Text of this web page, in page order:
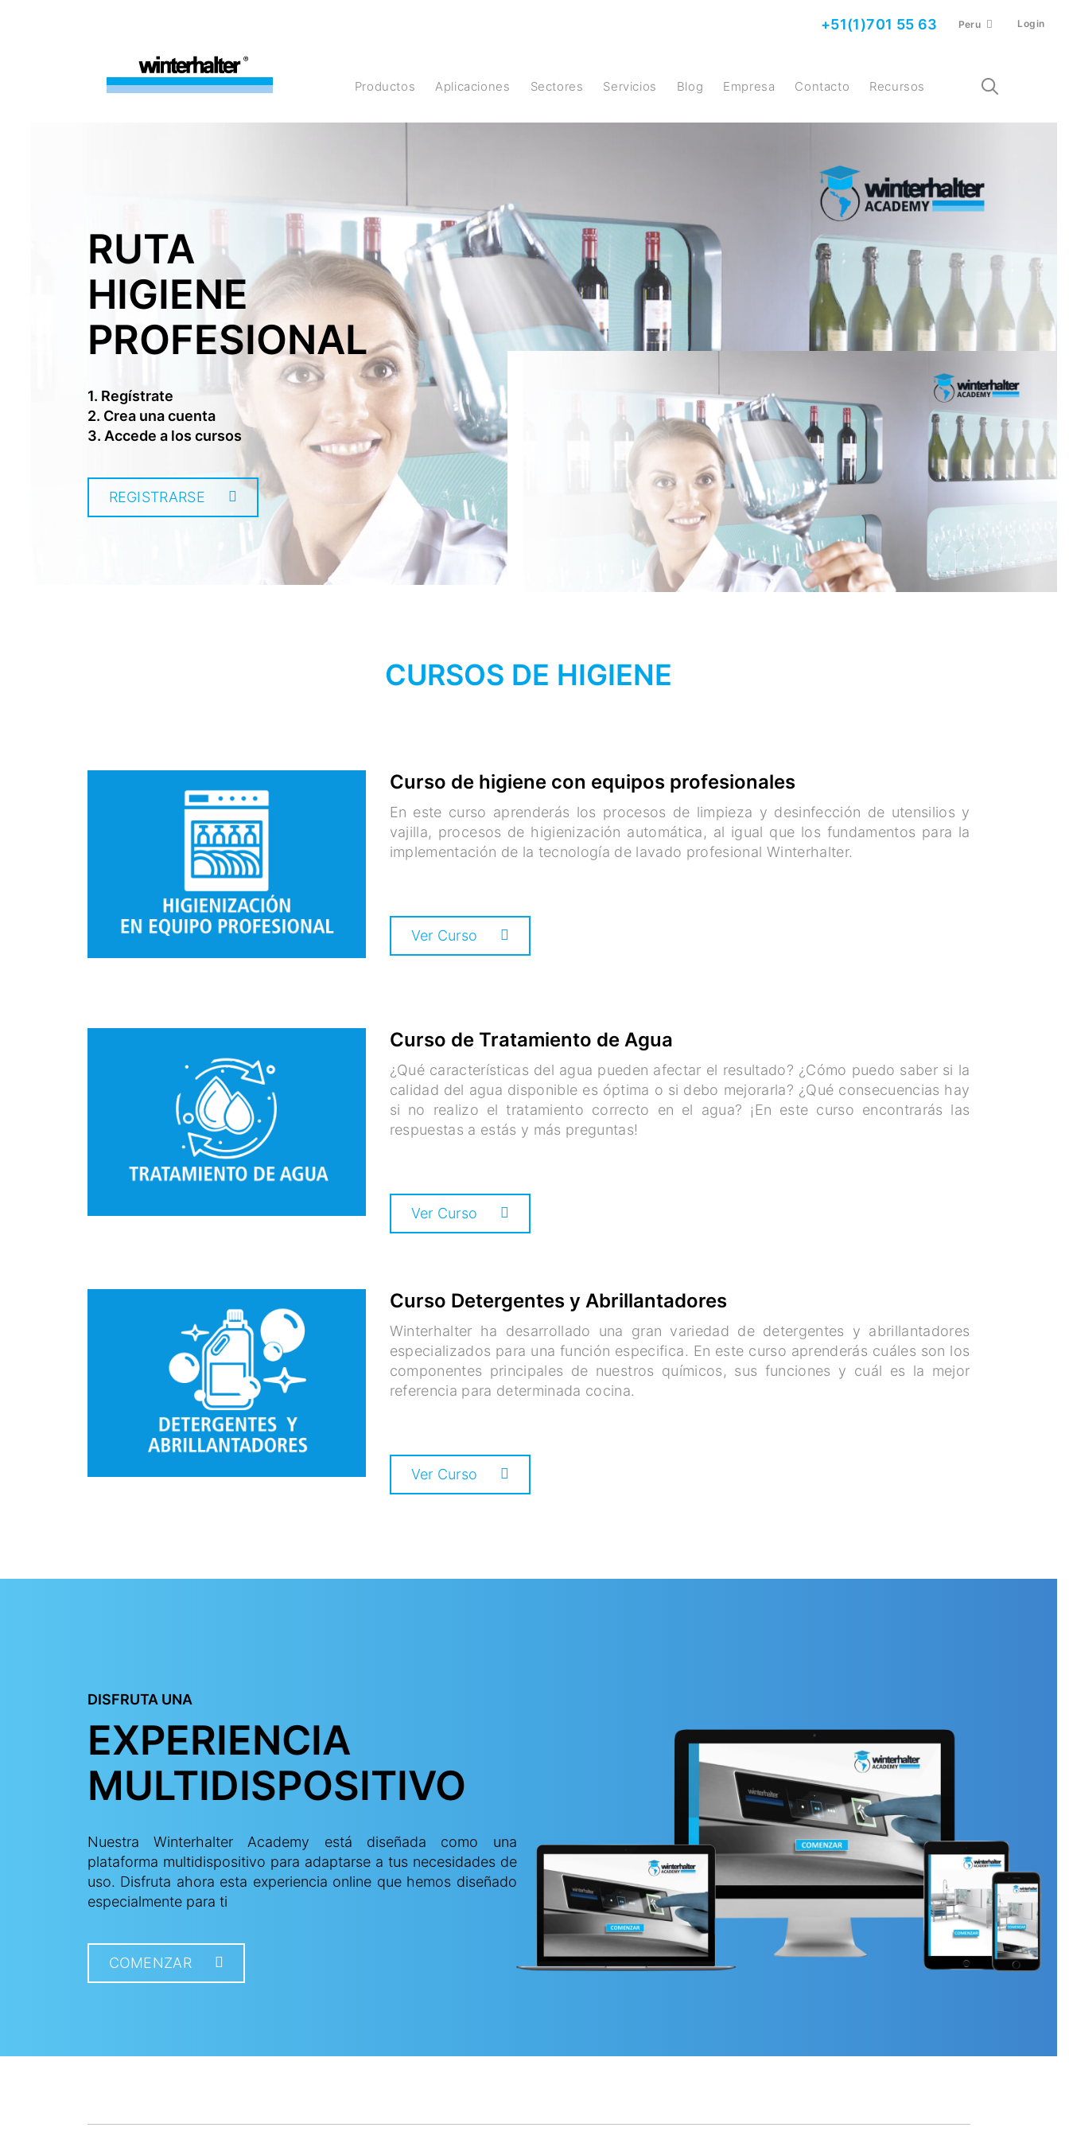
+51(1)701 55 63 Peru Login
Productos Aplicaciones Sectores Servicios Blog Empresa Contacto Recursos
RUTA
HIGIENE
PROFESIONAL
1. Regístrate
2. Crea una cuenta
3. Accede a los cursos
REGISTRARSE
CURSOS DE HIGIENE
Curso de higiene con equipos profesionales
En este curso aprenderás los procesos de limpieza y desinfección de utensilios y
vajilla, procesos de higienización automática, al igual que los fundamentos para la
implementación de la tecnología de lavado profesional Winterhalter.
Ver Curso
Curso de Tratamiento de Agua
¿Qué características del agua pueden afectar el resultado? ¿Cómo puedo saber si la
calidad del agua disponible es óptima o si debo mejorarla? ¿Qué consecuencias hay
si no realizo el tratamiento correcto en el agua? ¡En este curso encontrarás las
respuestas a estás y más preguntas!
Ver Curso
Curso Detergentes y Abrillantadores
Winterhalter ha desarrollado una gran variedad de detergentes y abrillantadores
especializados para una función especifica. En este curso aprenderás cuáles son los
componentes principales de nuestros químicos, sus funciones y cuál es la mejor
referencia para determinada cocina.
Ver Curso
DISFRUTA UNA
EXPERIENCIA
MULTIDISPOSITIVO
Nuestra Winterhalter Academy está diseñada como una
plataforma multidispositivo para adaptarse a tus necesidades de
uso. Disfruta ahora esta experiencia online que hemos diseñado
especialmente para ti
COMENZAR